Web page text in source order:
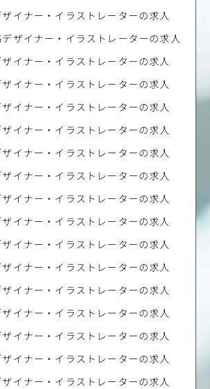
イナー・イラストレーターの求人
ザイナー・イラストレーターの求人
イナー・イラストレーターの求人
イナー・イラストレーターの求人
イナー・イラストレーターの求人
イナー・イラストレーターの求人
イナー・イラストレーターの求人
イナー・イラストレーターの求人
イナー・イラストレーターの求人
イナー・イラストレーターの求人
イナー・イラストレーターの求人
イナー・イラストレーターの求人
イナー・イラストレーターの求人
イナー・イラストレーターの求人
イナー・イラストレーターの求人
イナー・イラストレーターの求人
イナー・イラストレーターの求人